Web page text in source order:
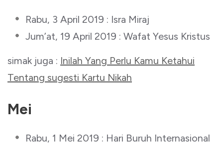
Rabu, 3 April 2019 : Isra Miraj
Jum’at, 19 April 2019 : Wafat Yesus Kristus
simak juga : Inilah Yang Perlu Kamu Ketahui
Tentang sugesti Kartu Nikah
Mei
Rabu, 1 Mei 2019 : Hari Buruh Internasional